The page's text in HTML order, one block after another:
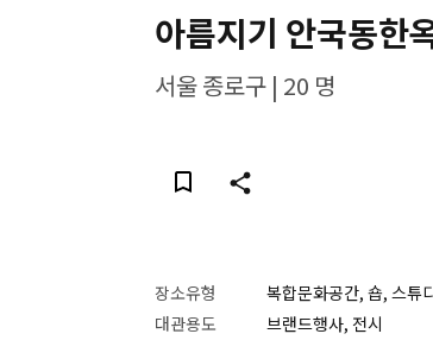
아름지기 안국동한
서울 종로구 | 20 명
장소유형
복합문화공간, 숍, 스튜
대관용도
브랜드행사, 전시